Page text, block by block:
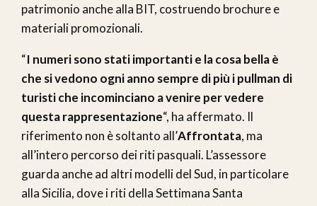
patrimonio anche alla BIT, costruendo brochure e
materiali promozionali.
“I numeri sono stati importanti e la cosa bella è
che si vedono ogni anno sempre di più i pullman di
turisti che incominciano a venire per vedere
questa rappresentazione“, ha affermato. Il
riferimento non è soltanto all’Affrontata, ma
all’intero percorso dei riti pasquali. L’assessore
guarda anche ad altri modelli del Sud, in particolare
alla Sicilia, dove i riti della Settimana Santa